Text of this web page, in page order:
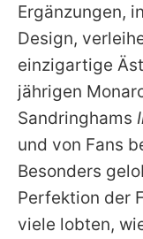
Ergänzungen,
Design,
einzigartige
jährigen
Sandringhams
und von Fans
Besonders
Perfektion der
viele lobten,